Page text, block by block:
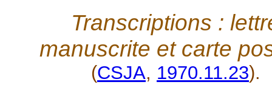
Transcriptions :
manuscrite et carte
(CSJA, 1970.11.23).